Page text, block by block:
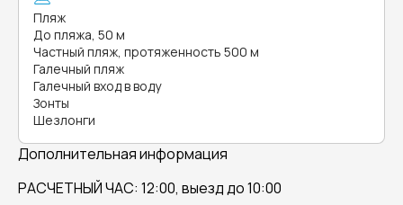
Пляж
До пляжа, 50 м
Частный пляж, протяженность 500 м
Галечный пляж
Галечный вход в воду
Зонты
Шезлонги
Дополнительная информация
РАСЧЕТНЫЙ ЧАС: 12:00, выезд до 10:00